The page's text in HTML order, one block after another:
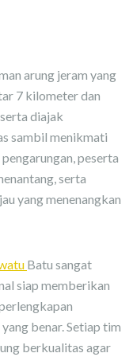
arung jeram yang
7 kilometer dan
diajak
sambil menikmati
peserta
serta
yang menenangkan
Batu sangat
siap memberikan
benar. Setiap tim
berkualitas agar